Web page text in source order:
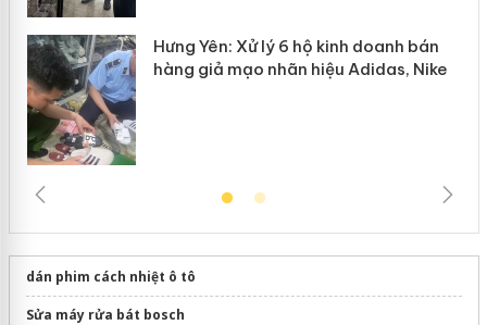
Hưng Yên: Xử lý 6 hộ kinh doanh bán
hàng giả mạo nhãn hiệu Adidas, Nike
dán phim cách nhiệt ô tô
Sửa máy rửa bát bosch